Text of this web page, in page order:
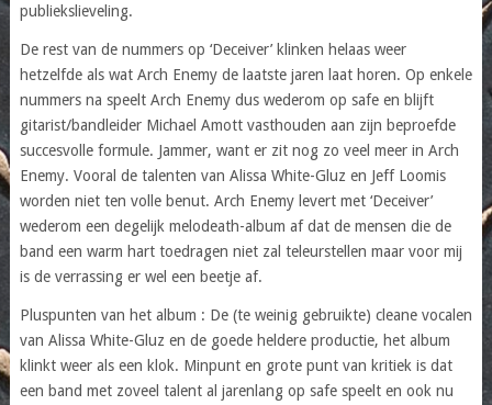
publiekslieveling.
De rest van de nummers op ‘Deceiver’ klinken helaas weer
hetzelfde als wat Arch Enemy de laatste jaren laat horen. Op enkele
nummers na speelt Arch Enemy dus wederom op safe en blijft
gitarist/bandleider Michael Amott vasthouden aan zijn beproefde
succesvolle formule. Jammer, want er zit nog zo veel meer in Arch
Enemy. Vooral de talenten van Alissa White-Gluz en Jeff Loomis
worden niet ten volle benut. Arch Enemy levert met ‘Deceiver’
wederom een degelijk melodeath-album af dat de mensen die de
band een warm hart toedragen niet zal teleurstellen maar voor mij
is de verrassing er wel een beetje af.
Pluspunten van het album : De (te weinig gebruikte) cleane vocalen
van Alissa White-Gluz en de goede heldere productie, het album
klinkt weer als een klok. Minpunt en grote punt van kritiek is dat
een band met zoveel talent al jarenlang op safe speelt en ook nu